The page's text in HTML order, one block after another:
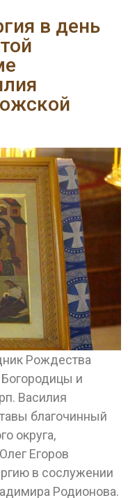
в день
Рождества
и
Василия
благочинный
округа,
Егоров
в сослужении
Родионова.